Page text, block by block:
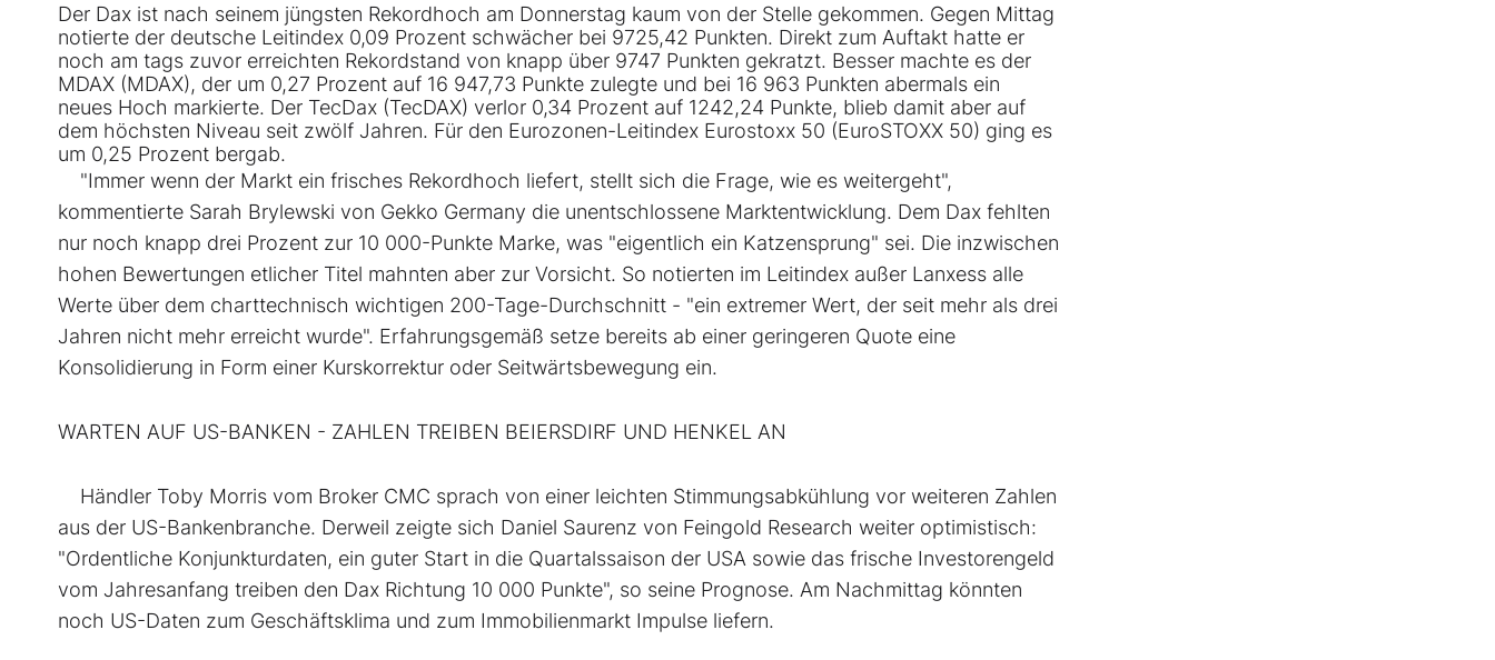
Der Dax ist nach seinem jüngsten Rekordhoch am Donnerstag kaum von der Stelle gekommen. Gegen Mittag
notierte der deutsche Leitindex 0,09 Prozent schwächer bei 9725,42 Punkten. Direkt zum Auftakt hatte er
noch am tags zuvor erreichten Rekordstand von knapp über 9747 Punkten gekratzt. Besser machte es der
MDAX (MDAX), der um 0,27 Prozent auf 16 947,73 Punkte zulegte und bei 16 963 Punkten abermals ein
neues Hoch markierte. Der TecDax (TecDAX) verlor 0,34 Prozent auf 1242,24 Punkte, blieb damit aber auf
dem höchsten Niveau seit zwölf Jahren. Für den Eurozonen-Leitindex Eurostoxx 50 (EuroSTOXX 50) ging es
um 0,25 Prozent bergab.
"Immer wenn der Markt ein frisches Rekordhoch liefert, stellt sich die Frage, wie es weitergeht",
kommentierte Sarah Brylewski von Gekko Germany die unentschlossene Marktentwicklung. Dem Dax fehlten
nur noch knapp drei Prozent zur 10 000-Punkte Marke, was "eigentlich ein Katzensprung" sei. Die inzwischen
hohen Bewertungen etlicher Titel mahnten aber zur Vorsicht. So notierten im Leitindex außer Lanxess alle
Werte über dem charttechnisch wichtigen 200-Tage-Durchschnitt - "ein extremer Wert, der seit mehr als drei
Jahren nicht mehr erreicht wurde". Erfahrungsgemäß setze bereits ab einer geringeren Quote eine
Konsolidierung in Form einer Kurskorrektur oder Seitwärtsbewegung ein.
WARTEN AUF US-BANKEN - ZAHLEN TREIBEN BEIERSDIRF UND HENKEL AN
Händler Toby Morris vom Broker CMC sprach von einer leichten Stimmungsabkühlung vor weiteren Zahlen
aus der US-Bankenbranche. Derweil zeigte sich Daniel Saurenz von Feingold Research weiter optimistisch:
"Ordentliche Konjunkturdaten, ein guter Start in die Quartalssaison der USA sowie das frische Investorengeld
vom Jahresanfang treiben den Dax Richtung 10 000 Punkte", so seine Prognose. Am Nachmittag könnten
noch US-Daten zum Geschäftsklima und zum Immobilienmarkt Impulse liefern.